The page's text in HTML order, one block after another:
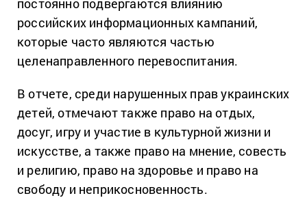
постоянно подвергаются влиянию
российских информационных кампаний,
которые часто являются частью
целенаправленного перевоспитания.
В отчете, среди нарушенных прав украинских
детей, отмечают также право на отдых,
досуг, игру и участие в культурной жизни и
искусстве, а также право на мнение, совесть
и религию, право на здоровье и право на
свободу и неприкосновенность.